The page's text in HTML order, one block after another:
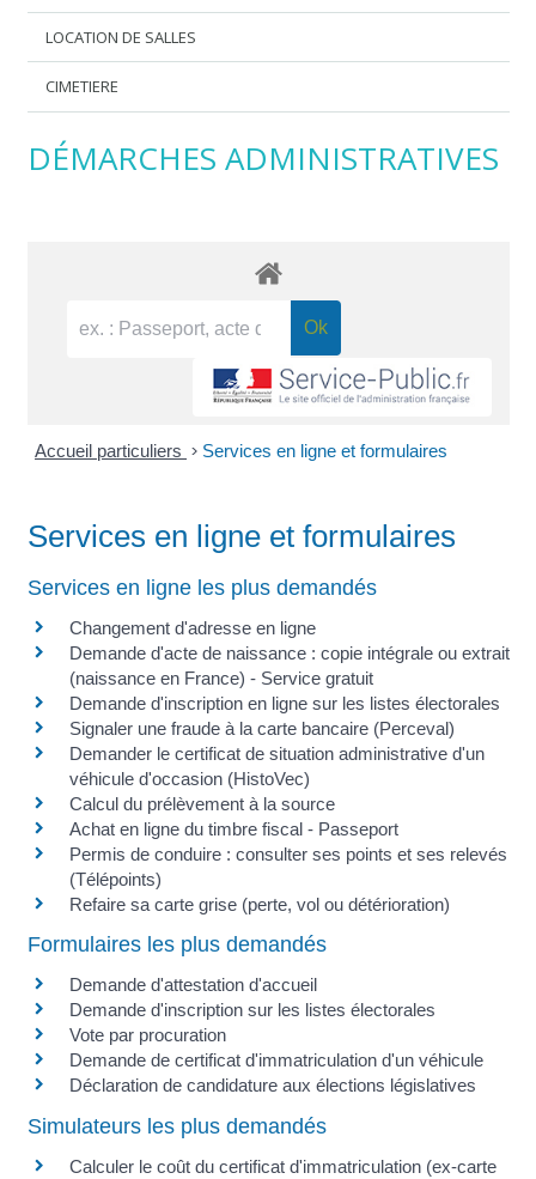
LOCATION DE SALLES
CIMETIERE
DÉMARCHES ADMINISTRATIVES
Accueil particuliers > Services en ligne et formulaires
Services en ligne et formulaires
Services en ligne les plus demandés
Changement d'adresse en ligne
Demande d'acte de naissance : copie intégrale ou extrait
(naissance en France) - Service gratuit
Demande d'inscription en ligne sur les listes électorales
Signaler une fraude à la carte bancaire (Perceval)
Demander le certificat de situation administrative d'un
véhicule d'occasion (HistoVec)
Calcul du prélèvement à la source
Achat en ligne du timbre fiscal - Passeport
Permis de conduire : consulter ses points et ses relevés
(Télépoints)
Refaire sa carte grise (perte, vol ou détérioration)
Formulaires les plus demandés
Demande d'attestation d'accueil
Demande d'inscription sur les listes électorales
Vote par procuration
Demande de certificat d'immatriculation d'un véhicule
Déclaration de candidature aux élections législatives
Simulateurs les plus demandés
Calculer le coût du certificat d'immatriculation (ex-carte